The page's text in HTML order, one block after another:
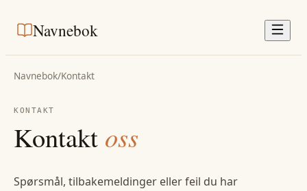
Navnebok
Navnebok/Kontakt
KONTAKT
Kontakt oss
Spørsmål, tilbakemeldinger eller feil du har